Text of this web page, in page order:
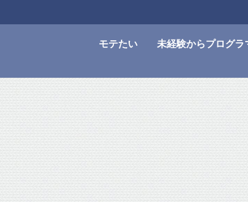
モテたい 未経験からプログラ